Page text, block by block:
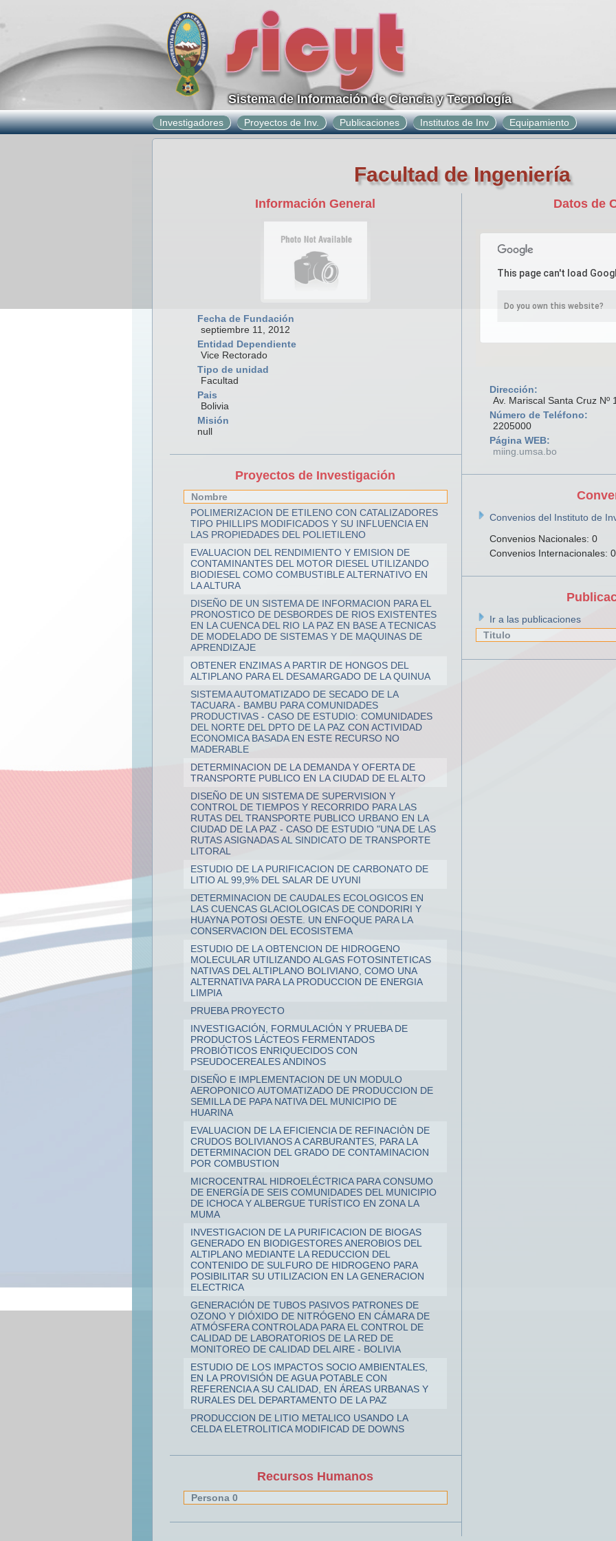
Sistema de Información de Ciencia y Tecnología
Investigadores Proyectos de Inv. Publicaciones Institutos de Inv Equipamiento
Facultad de Ingeniería
Información General
Fecha de Fundación
septiembre 11, 2012
Entidad Dependiente
Vice Rectorado
Tipo de unidad
Facultad
Pais
Bolivia
Misión
null
Proyectos de Investigación
Nombre
POLIMERIZACION DE ETILENO CON CATALIZADORES
TIPO PHILLIPS MODIFICADOS Y SU INFLUENCIA EN
LAS PROPIEDADES DEL POLIETILENO
EVALUACION DEL RENDIMIENTO Y EMISION DE
CONTAMINANTES DEL MOTOR DIESEL UTILIZANDO
BIODIESEL COMO COMBUSTIBLE ALTERNATIVO EN
LA ALTURA
DISEÑO DE UN SISTEMA DE INFORMACION PARA EL
PRONOSTICO DE DESBORDES DE RIOS EXISTENTES
EN LA CUENCA DEL RIO LA PAZ EN BASE A TECNICAS
DE MODELADO DE SISTEMAS Y DE MAQUINAS DE
APRENDIZAJE
OBTENER ENZIMAS A PARTIR DE HONGOS DEL
ALTIPLANO PARA EL DESAMARGADO DE LA QUINUA
SISTEMA AUTOMATIZADO DE SECADO DE LA
TACUARA - BAMBU PARA COMUNIDADES
PRODUCTIVAS - CASO DE ESTUDIO: COMUNIDADES
DEL NORTE DEL DPTO DE LA PAZ CON ACTIVIDAD
ECONOMICA BASADA EN ESTE RECURSO NO
MADERABLE
DETERMINACION DE LA DEMANDA Y OFERTA DE
TRANSPORTE PUBLICO EN LA CIUDAD DE EL ALTO
DISEÑO DE UN SISTEMA DE SUPERVISION Y
CONTROL DE TIEMPOS Y RECORRIDO PARA LAS
RUTAS DEL TRANSPORTE PUBLICO URBANO EN LA
CIUDAD DE LA PAZ - CASO DE ESTUDIO "UNA DE LAS
RUTAS ASIGNADAS AL SINDICATO DE TRANSPORTE
LITORAL
ESTUDIO DE LA PURIFICACION DE CARBONATO DE
LITIO AL 99,9% DEL SALAR DE UYUNI
DETERMINACION DE CAUDALES ECOLOGICOS EN
LAS CUENCAS GLACIOLOGICAS DE CONDORIRI Y
HUAYNA POTOSI OESTE. UN ENFOQUE PARA LA
CONSERVACION DEL ECOSISTEMA
ESTUDIO DE LA OBTENCION DE HIDROGENO
MOLECULAR UTILIZANDO ALGAS FOTOSINTETICAS
NATIVAS DEL ALTIPLANO BOLIVIANO, COMO UNA
ALTERNATIVA PARA LA PRODUCCION DE ENERGIA
LIMPIA
PRUEBA PROYECTO
INVESTIGACIÓN, FORMULACIÓN Y PRUEBA DE
PRODUCTOS LÁCTEOS FERMENTADOS
PROBIÓTICOS ENRIQUECIDOS CON
PSEUDOCEREALES ANDINOS
DISEÑO E IMPLEMENTACION DE UN MODULO
AEROPONICO AUTOMATIZADO DE PRODUCCION DE
SEMILLA DE PAPA NATIVA DEL MUNICIPIO DE
HUARINA
EVALUACION DE LA EFICIENCIA DE REFINACIÒN DE
CRUDOS BOLIVIANOS A CARBURANTES, PARA LA
DETERMINACION DEL GRADO DE CONTAMINACION
POR COMBUSTION
MICROCENTRAL HIDROELÉCTRICA PARA CONSUMO
DE ENERGÍA DE SEIS COMUNIDADES DEL MUNICIPIO
DE ICHOCA Y ALBERGUE TURÍSTICO EN ZONA LA
MUMA
INVESTIGACION DE LA PURIFICACION DE BIOGAS
GENERADO EN BIODIGESTORES ANEROBIOS DEL
ALTIPLANO MEDIANTE LA REDUCCION DEL
CONTENIDO DE SULFURO DE HIDROGENO PARA
POSIBILITAR SU UTILIZACION EN LA GENERACION
ELECTRICA
GENERACIÓN DE TUBOS PASIVOS PATRONES DE
OZONO Y DIÓXIDO DE NITRÓGENO EN CÁMARA DE
ATMÓSFERA CONTROLADA PARA EL CONTROL DE
CALIDAD DE LABORATORIOS DE LA RED DE
MONITOREO DE CALIDAD DEL AIRE - BOLIVIA
ESTUDIO DE LOS IMPACTOS SOCIO AMBIENTALES,
EN LA PROVISIÓN DE AGUA POTABLE CON
REFERENCIA A SU CALIDAD, EN ÁREAS URBANAS Y
RURALES DEL DEPARTAMENTO DE LA PAZ
PRODUCCION DE LITIO METALICO USANDO LA
CELDA ELETROLITICA MODIFICAD DE DOWNS
Recursos Humanos
Persona 0
Datos de
This page can't load
Do you own this website?
Dirección:
Av. Mariscal Santa Cruz Nº
Número de Teléfono:
2205000
Página WEB:
miing.umsa.bo
Convenios del Instituto de
Convenios Nacionales: 0
Convenios Internacionales: 0
Ir a las publicaciones
Titulo